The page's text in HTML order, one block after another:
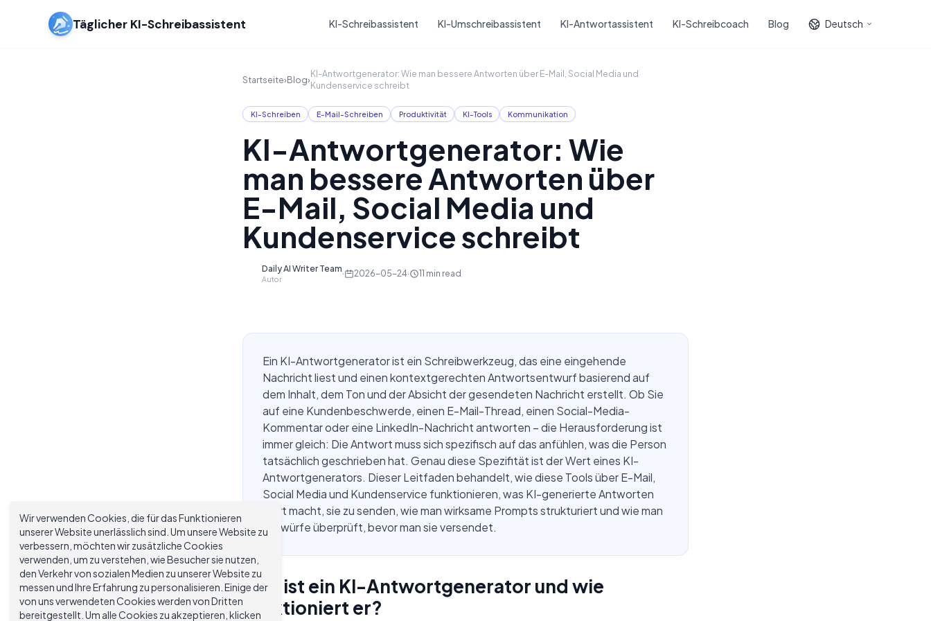
Täglicher KI-Schreibassistent KI-Schreibassistent KI-Umschreibassistent KI-Antwortassistent KI-Schreibcoach Blog Deutsch
Startseite›Blog›
KI-Antwortgenerator: Wie man bessere Antworten über E-Mail, Social Media und
Kundenservice schreibt
KI-Schreiben E-Mail-Schreiben Produktivität KI-Tools Kommunikation
KI-Antwortgenerator: Wie
man bessere Antworten über
E-Mail, Social Media und
Kundenservice schreibt
Daily AI Writer Team
Autor
· 2026-05-24· 11 min read
Ein KI-Antwortgenerator ist ein Schreibwerkzeug, das eine eingehende
Nachricht liest und einen kontextgerechten Antwortsentwurf basierend auf
dem Inhalt, dem Ton und der Absicht der gesendeten Nachricht erstellt. Ob Sie
auf eine Kundenbeschwerde, einen E-Mail-Thread, einen Social-Media-
Kommentar oder eine LinkedIn-Nachricht antworten – die Herausforderung ist
immer gleich: Die Antwort muss sich spezifisch auf das anfühlen, was die Person
tatsächlich geschrieben hat. Genau diese Spezifität ist der Wert eines KI-
Antwortgenerators. Dieser Leitfaden behandelt, wie diese Tools über E-Mail,
Social Media und Kundenservice funktionieren, was KI-generierte Antworten
wert macht, sie zu senden, wie man wirksame Prompts strukturiert und wie man
Entwürfe überprüft, bevor man sie versendet.
Was ist ein KI-Antwortgenerator und wie
funktioniert er?
Wir verwenden Cookies, die für das Funktionieren
unserer Website unerlässlich sind. Um unsere Website zu
verbessern, möchten wir zusätzliche Cookies
verwenden, um zu verstehen, wie Besucher sie nutzen,
den Verkehr von sozialen Medien zu unserer Website zu
messen und Ihre Erfahrung zu personalisieren. Einige der
von uns verwendeten Cookies werden von Dritten
bereitgestellt. Um alle Cookies zu akzeptieren, klicken